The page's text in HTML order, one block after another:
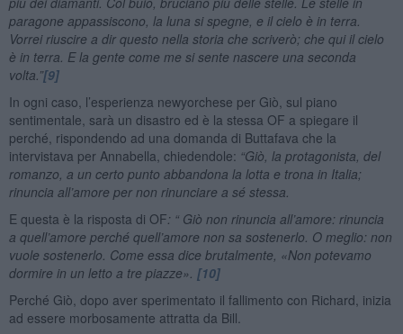
paragone appassiscono, la luna si spegne, e il cielo è in terra.
Vorrei riuscire a dir questo nella storia che scriverò; che qui il cielo
è in terra. E la gente come me si sente nascere una seconda
volta.”[9]
In ogni caso, l’esperienza newyorchese per Giò, sul piano
sentimentale, sarà un disastro ed è la stessa OF a spiegare il
perché, rispondendo ad una domanda di Buttafava che la
intervistava per Annabella, chiedendole: “Giò, la protagonista, del
romanzo, a un certo punto abbandona la lotta e trona in Italia;
rinuncia all’amore per non rinunciare a sé stessa.
E questa è la risposta di OF: “ Giò non rinuncia all’amore: rinuncia
a quell’amore perché quell’amore non sa sostenerlo. O meglio: non
vuole sostenerlo. Come essa dice brutalmente, «Non potevamo
dormire in un letto a tre piazze». [10]
Perché Giò, dopo aver sperimentato il fallimento con Richard, inizia
ad essere morbosamente attratta da Bill.